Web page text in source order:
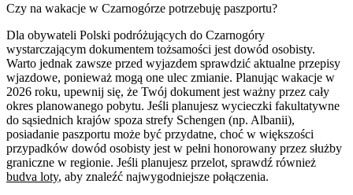
Czy na wakacje w Czarnogórze potrzebuję paszportu?
Dla obywateli Polski podróżujących do Czarnogóry
wystarczającym dokumentem tożsamości jest dowód osobisty.
Warto jednak zawsze przed wyjazdem sprawdzić aktualne przepisy
wjazdowe, ponieważ mogą one ulec zmianie. Planując wakacje w
2026 roku, upewnij się, że Twój dokument jest ważny przez cały
okres planowanego pobytu. Jeśli planujesz wycieczki fakultatywne
do sąsiednich krajów spoza strefy Schengen (np. Albanii),
posiadanie paszportu może być przydatne, choć w większości
przypadków dowód osobisty jest w pełni honorowany przez służby
graniczne w regionie. Jeśli planujesz przelot, sprawdź również
budva loty, aby znaleźć najwygodniejsze połączenia.